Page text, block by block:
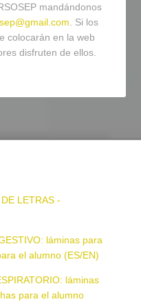
mandándonos
. Si los
colocarán en la web
disfruten de ellos.
LETRAS -
láminas para
el alumno (ES/EN)
láminas
para el alumno